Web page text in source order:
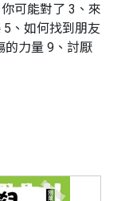
可能對了 3、來
、如何找到朋友
的力量 9、討厭